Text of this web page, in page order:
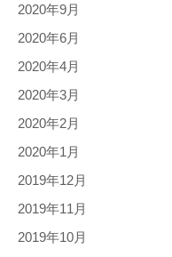
2020年9月
2020年6月
2020年4月
2020年3月
2020年2月
2020年1月
2019年12月
2019年11月
2019年10月